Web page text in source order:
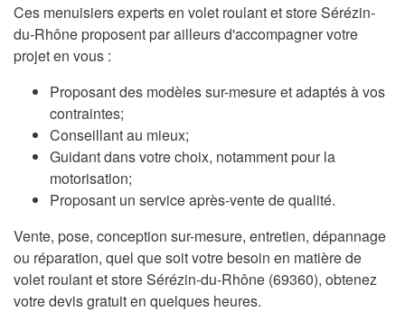
Ces menuisiers experts en volet roulant et store Sérézin-
du-Rhône proposent par ailleurs d'accompagner votre
projet en vous :
Proposant des modèles sur-mesure et adaptés à vos
contraintes;
Conseillant au mieux;
Guidant dans votre choix, notamment pour la
motorisation;
Proposant un service après-vente de qualité.
Vente, pose, conception sur-mesure, entretien, dépannage
ou réparation, quel que soit votre besoin en matière de
volet roulant et store Sérézin-du-Rhône (69360), obtenez
votre devis gratuit en quelques heures.